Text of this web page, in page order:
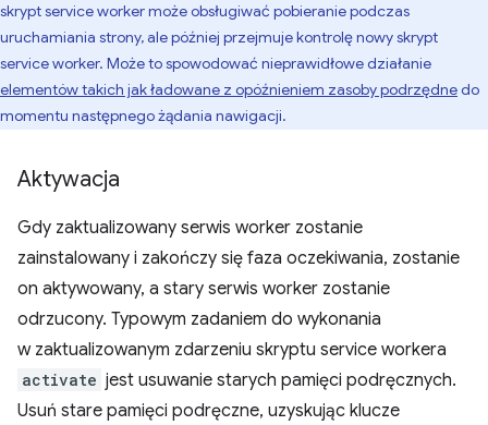
skrypt service worker może obsługiwać pobieranie podczas
uruchamiania strony, ale później przejmuje kontrolę nowy skrypt
service worker. Może to spowodować nieprawidłowe działanie
elementów takich jak ładowane z opóźnieniem zasoby podrzędnedo
momentu następnego żądania nawigacji.
Aktywacja
Gdy zaktualizowany serwis worker zostanie
zainstalowany i zakończy się faza oczekiwania, zostanie
on aktywowany, a stary serwis worker zostanie
odrzucony. Typowym zadaniem do wykonania
w zaktualizowanym zdarzeniu skryptu service workera
activate jest usuwanie starych pamięci podręcznych.
Usuń stare pamięci podręczne, uzyskując klucze